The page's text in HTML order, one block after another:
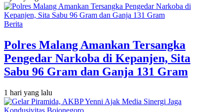
Berita
Polres Malang Amankan Tersangka
Pengedar Narkoba di Kepanjen, Sita
Sabu 96 Gram dan Ganja 131 Gram
1 hari yang lalu